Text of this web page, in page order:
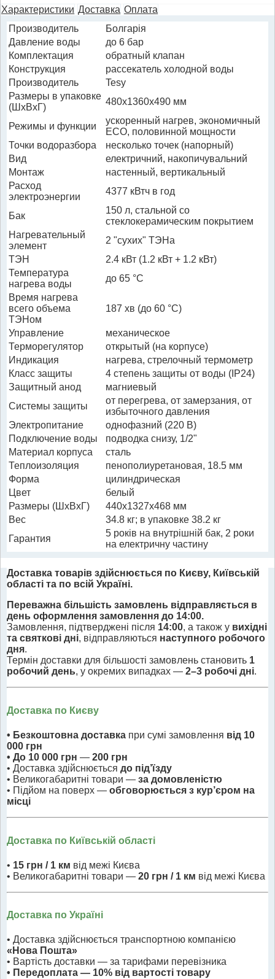
Характеристики Доставка Оплата
Производитель
Болгарія
Давление воды
до 6 бар
Комплектация
обратный клапан
Конструкция
рассекатель холодной воды
Производитель
Tesy
Размеры в упаковке
(ШхВхГ)
480x1360x490 мм
Режимы и функции
ускоренный нагрев, экономичный
ECO, половинной мощности
Точки водоразбора
несколько точек (напорный)
Вид
електричний, накопичувальний
Монтаж
настенный, вертикальный
Расход
электроэнергии
4377 кВтч в год
Бак
150 л, стальной со
стеклокерамическим покрытием
Нагревательный
элемент
2 "сухих" ТЭНа
ТЭН
2.4 кВт (1.2 кВт + 1.2 кВт)
Температура
нагрева воды
до 65 °С
Время нагрева
всего объема
ТЭНом
187 хв (до 60 °C)
Управление
механическое
Терморегулятор
открытый (на корпусе)
Индикация
нагрева, стрелочный термометр
Класс защиты
4 степень защиты от воды (IP24)
Защитный анод
магниевый
Системы защиты
от перегрева, от замерзания, от
избыточного давления
Электропитание
однофазний (220 В)
Подключение воды
подводка снизу, 1/2"
Материал корпуса
сталь
Теплоизоляция
пенополиуретановая, 18.5 мм
Форма
цилиндрическая
Цвет
белый
Размеры (ШхВхГ)
440x1327x468 мм
Вес
34.8 кг; в упаковке 38.2 кг
Гарантия
5 років на внутрішній бак, 2 роки
на електричну частину
Доставка товарів здійснюється по Києву, Київській
області та по всій Україні.
Переважна більшість замовлень відправляється в
день оформлення замовлення до 14:00.
Замовлення, підтверджені після 14:00, а також у вихідні
та святкові дні, відправляються наступного робочого
дня.
Термін доставки для більшості замовлень становить 1
робочий день, у окремих випадках — 2–3 робочі дні.
Доставка по Києву
• Безкоштовна доставка при сумі замовлення від 10
000 грн
• До 10 000 грн — 200 грн
• Доставка здійснюється до під’їзду
• Великогабаритні товари — за домовленістю
• Підйом на поверх — обговорюється з кур’єром на
місці
Доставка по Київській області
• 15 грн / 1 км від межі Києва
• Великогабаритні товари — 20 грн / 1 км від межі Києва
Доставка по Україні
• Доставка здійснюється транспортною компанією
«Нова Пошта»
• Вартість доставки — за тарифами перевізника
• Передоплата — 10% від вартості товару